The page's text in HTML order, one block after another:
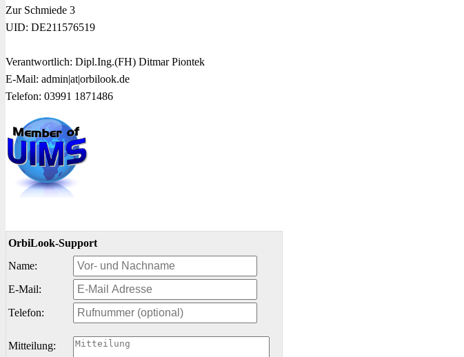
Zur Schmiede 3
UID: DE211576519
Verantwortlich: Dipl.Ing.(FH) Ditmar Piontek
E-Mail: admin|at|orbilook.de
Telefon: 03991 1871486
OrbiLook-Support
Name:
E-Mail:
Telefon:
Mitteilung: